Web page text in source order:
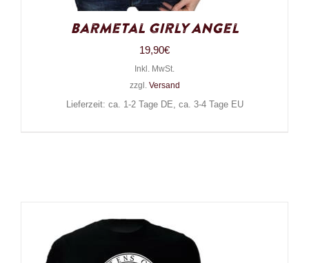
Barmetal Girly Angel
19,90€
Inkl. MwSt.
zzgl. Versand
Lieferzeit: ca. 1-2 Tage DE, ca. 3-4 Tage EU